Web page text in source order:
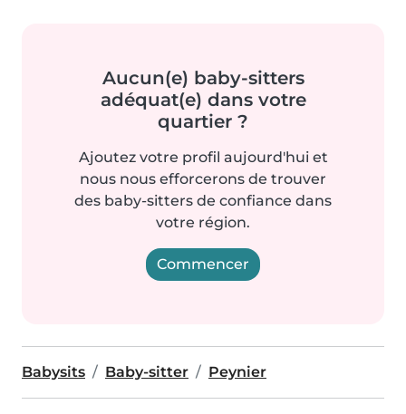
Aucun(e) baby-sitters
adéquat(e) dans votre
quartier ?
Ajoutez votre profil aujourd'hui et
nous nous efforcerons de trouver
des baby-sitters de confiance dans
votre région.
Commencer
Babysits Baby-sitter Peynier